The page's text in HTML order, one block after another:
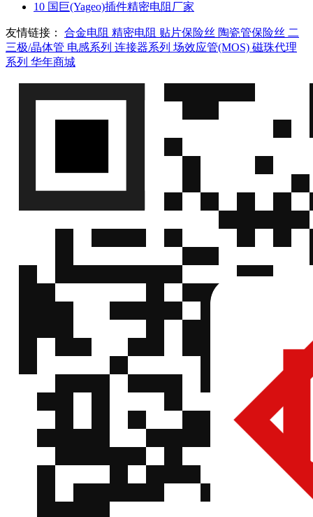
10 国巨(Yageo)插件精密电阻厂家
友情链接： 合金电阻 精密电阻 贴片保险丝 陶瓷管保险丝 二
三极/晶体管 电感系列 连接器系列 场效应管(MOS) 磁珠代理
系列 华年商城